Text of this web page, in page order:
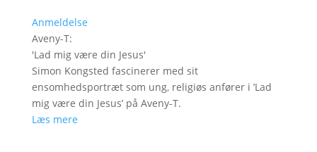
Anmeldelse
Aveny-T:
'Lad mig være din Jesus'
Simon Kongsted fascinerer med sit
ensomhedsportræt som ung, religiøs anfører i ’Lad
mig være din Jesus’ på Aveny-T.
Læs mere